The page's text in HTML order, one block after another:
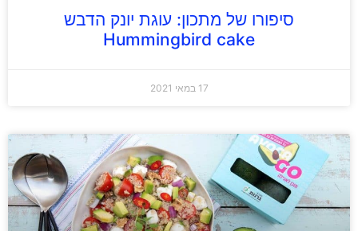
סיפורו של מתכון: עוגת יונק הדבש
Hummingbird cake
17 במאי 2021